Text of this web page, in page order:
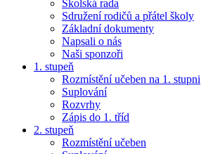
Školská rada
Sdružení rodičů a přátel školy
Základní dokumenty
Napsali o nás
Naši sponzoři
1. stupeň
Rozmístění učeben na 1. stupni
Suplování
Rozvrhy
Zápis do 1. tříd
2. stupeň
Rozmístění učeben